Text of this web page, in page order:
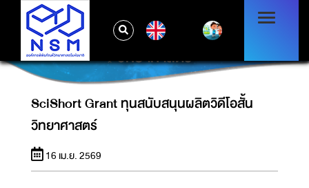
SCISHORT GRANT ทุนสนับสนุนผลิตวิดีโอสั้น
วิทยาศาสตร์
SciShort Grant ทุนสนับสนุนผลิตวิดีโอสั้น
วิทยาศาสตร์
16 เม.ย. 2569